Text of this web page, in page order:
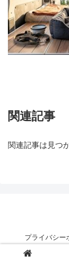
関連記事
関連記事は見つ
プライバシー